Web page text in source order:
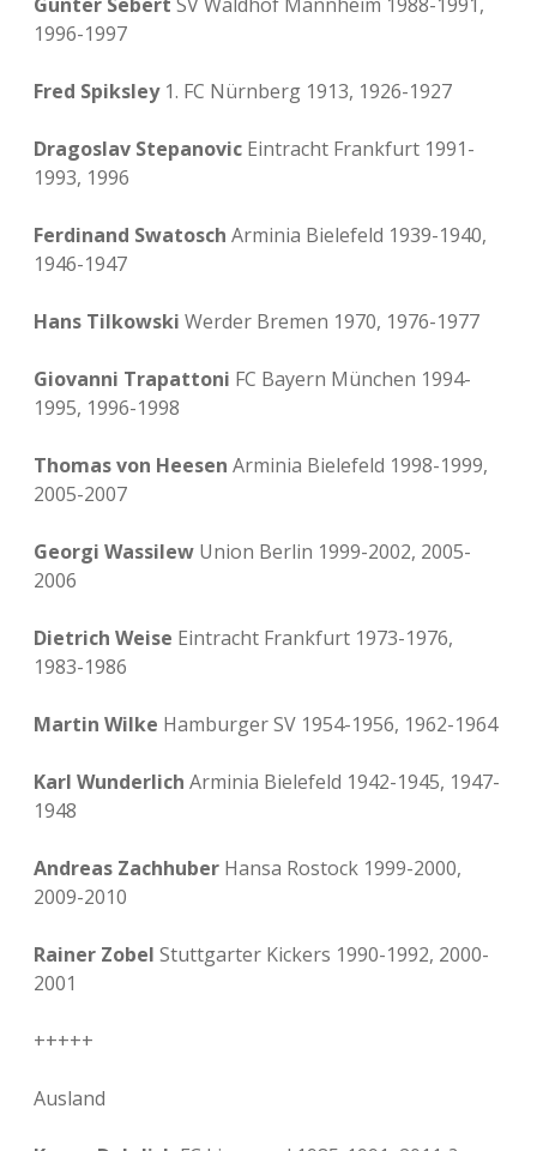
1996-1997
Fred Spiksley1. FC Nürnberg 1913, 1926-1927
Dragoslav Stepanovic Eintracht Frankfurt 1991-
1993, 1996
Ferdinand Swatosch Arminia Bielefeld 1939-1940,
1946-1947
Hans Tilkowski Werder Bremen 1970, 1976-1977
Giovanni Trapattoni FC Bayern München 1994-
1995, 1996-1998
Thomas von Heesen Arminia Bielefeld 1998-1999,
2005-2007
Georgi Wassilew Union Berlin 1999-2002, 2005-
2006
Dietrich Weise Eintracht Frankfurt 1973-1976,
1983-1986
Martin Wilke Hamburger SV 1954-1956, 1962-1964
Karl Wunderlich Arminia Bielefeld 1942-1945, 1947-
1948
Andreas Zachhuber Hansa Rostock 1999-2000,
2009-2010
Rainer Zobel Stuttgarter Kickers 1990-1992, 2000-
2001
+++++
Ausland